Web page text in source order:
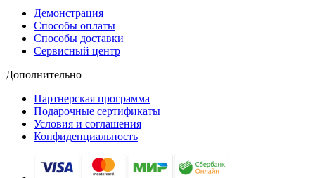
Демонстрация
Способы оплаты
Способы доставки
Сервисный центр
Дополнительно
Партнерская программа
Подарочные сертификаты
Условия и соглашения
Конфиденциальность